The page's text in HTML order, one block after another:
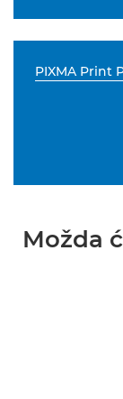
PIXMA Print
Možda